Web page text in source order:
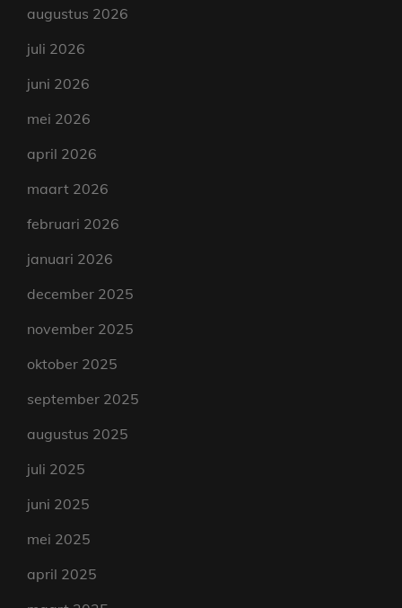
augustus 2026
juli 2026
juni 2026
mei 2026
april 2026
maart 2026
februari 2026
januari 2026
december 2025
november 2025
oktober 2025
september 2025
augustus 2025
juli 2025
juni 2025
mei 2025
april 2025